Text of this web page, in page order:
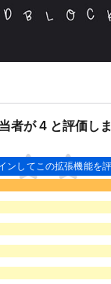
者が 4 と評価し
ンしてこの拡張機能を